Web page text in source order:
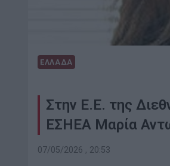
ΕΛΛΑΔΑ
Στην Ε.Ε. της
ΕΣΗΕΑ Μαρία
07/05/2026 , 20:53